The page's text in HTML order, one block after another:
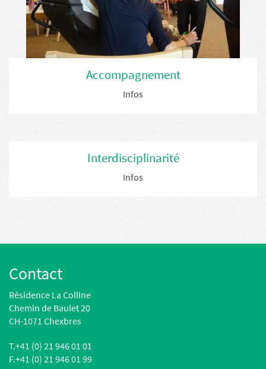
Accompagnement
Infos
Interdisciplinarité
Infos
Contact
Résidence La Colline
Chemin de Baulet 20
CH-1071 Chexbres
T.+41 (0) 21 946 01 01
F.+41 (0) 21 946 01 99